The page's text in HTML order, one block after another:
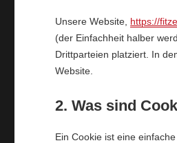
Unsere Website, https://
(der Einfachheit halber
Drittparteien platziert. In
Website.
2. Was sind
Ein Cookie ist eine